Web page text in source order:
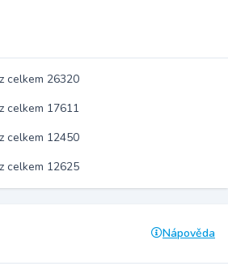
z celkem 26320
z celkem 17611
z celkem 12450
z celkem 12625
Nápověda